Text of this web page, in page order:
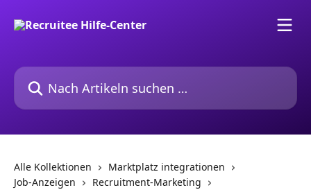
Nach Artikeln suchen …
Alle Kollektionen
Marktplatz integrationen
Job-Anzeigen
Recruitment-Marketing